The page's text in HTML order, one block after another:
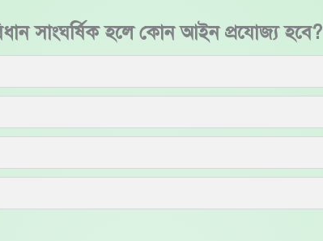
সাংঘর্ষিক হলে কোন আইন প্রযোজ্য হবে?